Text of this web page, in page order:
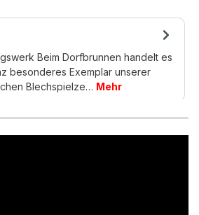
Beim Dorfbrunnen handelt es
besonderes Exemplar unserer
Blechspielze… Mehr